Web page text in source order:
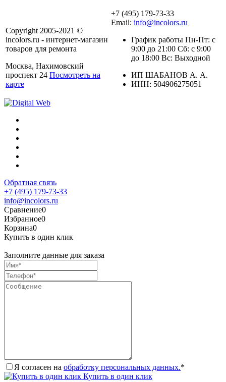
Copyright 2005-2021 ©
incolors.ru - интернет-магазин
товаров для ремонта
Москва, Нахимовский
проспект 24 Посмотреть на
карте
+7 (495) 179-73-33
Email: info@incolors.ru
График работы Пн-Пт: с
9:00 до 21:00 Сб: с 9:00
до 18:00 Вс: Выходной
ИП ШАБАНОВ А. А.
ИНН: 504906275051
Обратная связь
+7 (495) 179-73-33
info@incolors.ru
Сравнение0
Избранное0
Корзина0
Купить в один клик
Заполните данные для заказа
Я согласен на обработку персональных данных.*
Купить в один клик